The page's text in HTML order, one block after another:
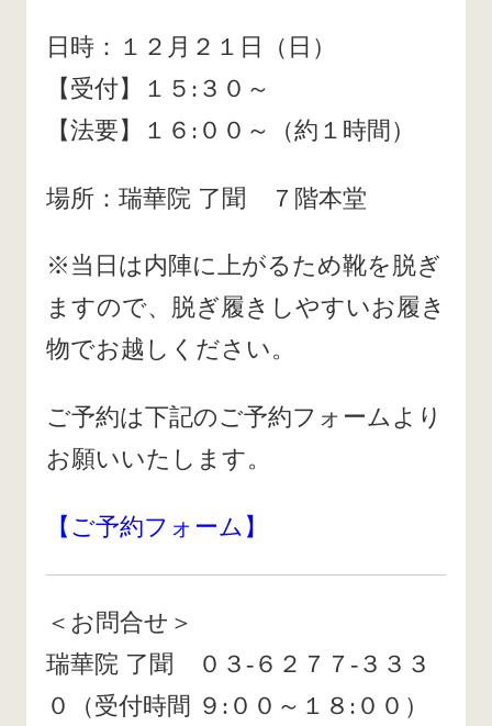
日時：１２月２１日（日）
【受付】１５:３０～
【法要】１６:００～（約１時間）
場所：瑞華院 了聞 ７階本堂
※当日は内陣に上がるため靴を脱ぎ
ますので、脱ぎ履きしやすいお履き
物でお越しください。
ご予約は下記のご予約フォームより
お願いいたします。
【ご予約フォーム】
＜お問合せ＞
瑞華院 了聞 ０３-６２７７-３３３
０（受付時間 ９:００～１８:００）